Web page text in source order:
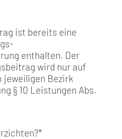
ist bereits eine
enthalten. Der
wird nur auf
jeweiligen Bezirk
§ 10 Leistungen Abs.
*